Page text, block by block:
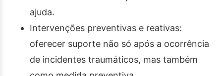
ajuda.
Intervenções preventivas e reativas:
oferecer suporte não só após a ocorrência
de incidentes traumáticos, mas também